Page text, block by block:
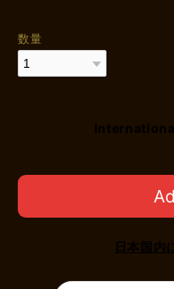
数量
日本国内